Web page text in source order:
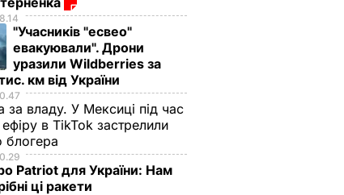
"Учасників "есвео"
евакуювали". Дрони
уразили Wildberries за
км від України
за владу. У Мексиці під час
в TikTok застрелили
блогера
Patriot для України: Нам
ці ракети